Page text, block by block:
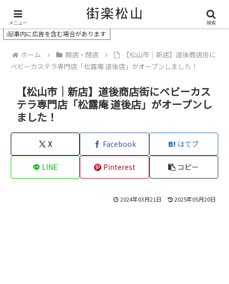
＼ 松山の街を“オモシロク”する地域情報メディア ／
記事内に広告を含む場合があります
ホーム 開店・閉店
【松山市｜新店】道後商店街に
ベビーカステラ専門店「松露庵 道後店」がオープンしました！
【松山市｜新店】道後商店街にベビーカス
テラ専門店「松露庵 道後店」がオープンし
ました！
X Facebook はてブ
LINE Pinterest コピー
2024年03月21日 2025年05月20日
メニュー 検索